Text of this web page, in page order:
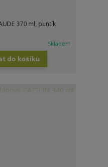
370 ml, puntík
Skladem
do košíku